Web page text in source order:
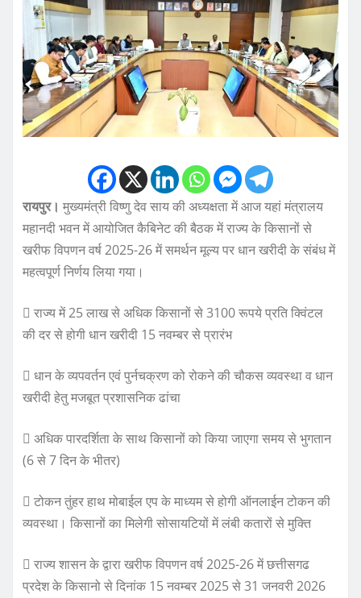
रायपुर। मुख्यमंत्री विष्णु देव साय की अध्यक्षता में आज यहां मंत्रालय
महानदी भवन में आयोजित कैबिनेट की बैठक में राज्य के किसानों से
खरीफ विपणन वर्ष 2025-26 में समर्थन मूल्य पर धान खरीदी के संबंध में
महत्वपूर्ण निर्णय लिया गया।
 राज्य में 25 लाख से अधिक किसानों से 3100 रूपये प्रति क्विंटल
की दर से होगी धान खरीदी 15 नवम्बर से प्रारंभ
 धान के व्यपवर्तन एवं पुर्नचक्रण को रोकने की चौकस व्यवस्था व धान
खरीदी हेतु मजबूत प्रशासनिक ढांचा
 अधिक पारदर्शिता के साथ किसानों को किया जाएगा समय से भुगतान
(6 से 7 दिन के भीतर)
 टोकन तुंहर हाथ मोबाईल एप के माध्यम से होगी ऑनलाईन टोकन की
व्यवस्था। किसानों का मिलेगी सोसायटियों में लंबी कतारों से मुक्ति
 राज्य शासन के द्वारा खरीफ विपणन वर्ष 2025-26 में छत्तीसगढ
प्रदेश के किसानो से दिनांक 15 नवम्बर 2025 से 31 जनवरी 2026